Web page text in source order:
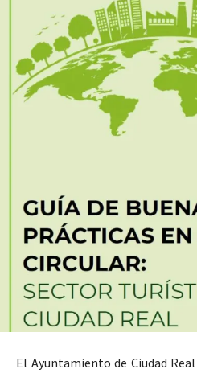
El Ayuntamiento de Ciudad